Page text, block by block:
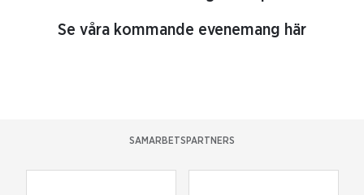
Se våra kommande evenemang här
SAMARBETSPARTNERS